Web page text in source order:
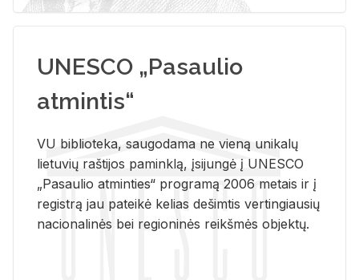
UNESCO „Pasaulio
atmintis“
VU biblioteka, saugodama ne vieną unikalų
lietuvių raštijos paminklą, įsijungė į UNESCO
„Pasaulio atminties“ programą 2006 metais ir į
registrą jau pateikė kelias dešimtis vertingiausių
nacionalinės bei regioninės reikšmės objektų.